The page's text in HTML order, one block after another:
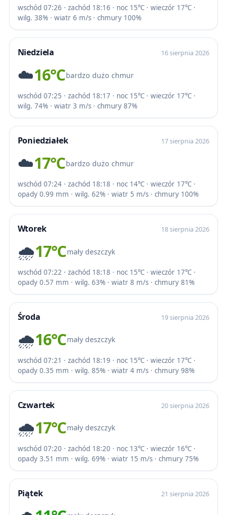
wschód 07:26 · zachód 18:16 · noc 15℃ · wieczór 17℃ ·
wilg. 38% · wiatr 6 m/s · chmury 100%
Niedziela 16 sierpnia 2026
☁️16℃bardzo dużo chmur
wschód 07:25 · zachód 18:17 · noc 15℃ · wieczór 17℃ ·
wilg. 74% · wiatr 3 m/s · chmury 87%
Poniedziałek 17 sierpnia 2026
☁️17℃bardzo dużo chmur
wschód 07:24 · zachód 18:18 · noc 14℃ · wieczór 17℃ ·
opady 0.99 mm · wilg. 62% · wiatr 5 m/s · chmury 100%
Wtorek 18 sierpnia 2026
🌧️17℃mały deszczyk
wschód 07:22 · zachód 18:18 · noc 15℃ · wieczór 17℃ ·
opady 0.57 mm · wilg. 63% · wiatr 8 m/s · chmury 81%
Środa 19 sierpnia 2026
🌧️16℃mały deszczyk
wschód 07:21 · zachód 18:19 · noc 15℃ · wieczór 17℃ ·
opady 0.35 mm · wilg. 85% · wiatr 4 m/s · chmury 98%
Czwartek 20 sierpnia 2026
🌧️17℃mały deszczyk
wschód 07:20 · zachód 18:20 · noc 13℃ · wieczór 16℃ ·
opady 3.51 mm · wilg. 69% · wiatr 15 m/s · chmury 75%
Piątek 21 sierpnia 2026